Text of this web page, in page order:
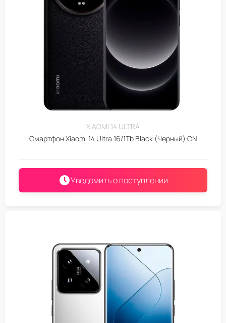
XIAOMI 14 ULTRA
Смартфон Xiaomi 14 Ultra 16/1Tb Black (Черный) CN
Уведомить о поступлении